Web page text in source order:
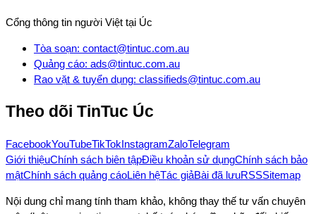
Cổng thông tin người Việt tại Úc
Tòa soạn: contact@tintuc.com.au
Quảng cáo: ads@tintuc.com.au
Rao vặt & tuyển dụng: classifieds@tintuc.com.au
Theo dõi TinTuc Úc
FacebookYouTubeTikTokInstagramZaloTelegram
Giới thiệuChính sách biên tậpĐiều khoản sử dụngChính sách bảo
mậtChính sách quảng cáoLiên hệTác giảBài đã lưuRSSSitemap
Nội dung chỉ mang tính tham khảo, không thay thế tư vấn chuyên